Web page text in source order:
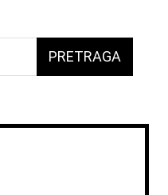
PRETRAGA